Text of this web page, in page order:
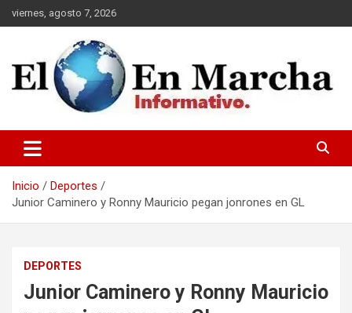
Saltar
al
viernes, agosto 7, 2026
elmundoenmarcha.net
Inicio
Deportes
Junior Caminero y Ronny Mauricio pegan jonrones en GL
DEPORTES
Junior Caminero y Ronny Mauricio